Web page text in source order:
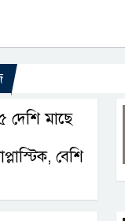
দেশি মাছে
বেশি